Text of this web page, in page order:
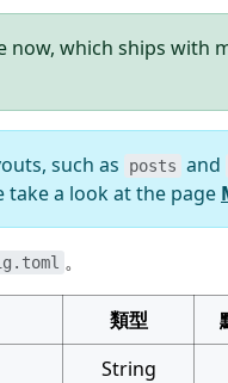
now, which ships with
such as posts and
take a look at the page
。
類型
String